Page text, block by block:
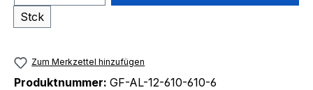
Stck
Zum Merkzettel hinzufügen
Produktnummer: GF-AL-12-610-610-6